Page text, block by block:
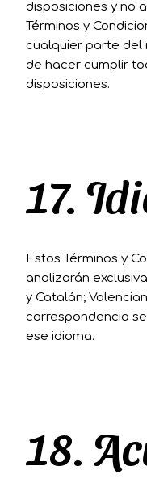
disposiciones y no
Términos y
cualquier parte del
de hacer cumplir
disposiciones.
17.
Estos Términos y
analizarán
y Catalán;
correspondencia
ese idioma.
18.